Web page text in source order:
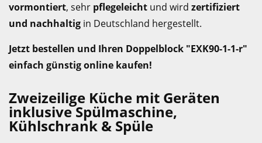
vormontiert, sehr pflegeleicht und wird zertifiziert
und nachhaltig in Deutschland hergestellt.
Jetzt bestellen und Ihren Doppelblock "EXK90-1-1-r"
einfach günstig online kaufen!
Zweizeilige Küche mit Geräten
inklusive Spülmaschine,
Kühlschrank & Spüle